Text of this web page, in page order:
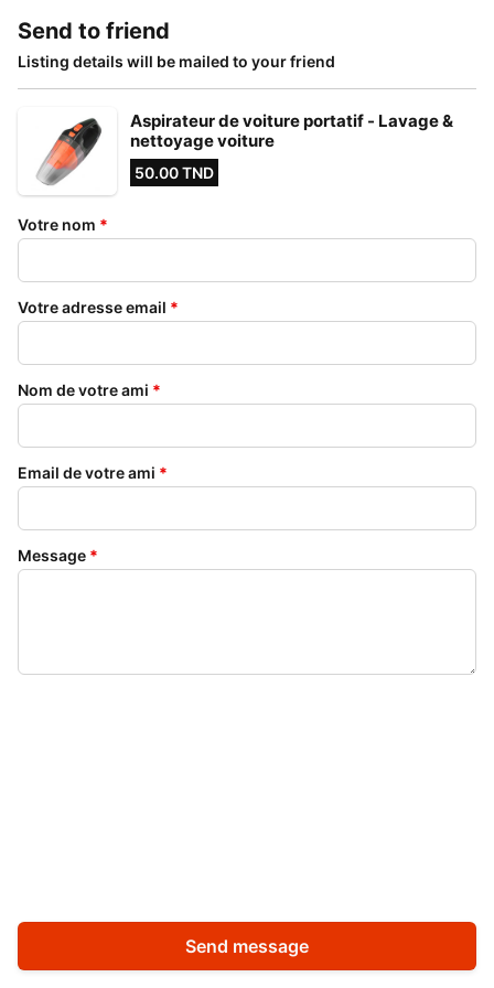
Send to friend
Listing details will be mailed to your friend
Aspirateur de voiture portatif - Lavage &
nettoyage voiture
50.00 TND
Votre nom *
Votre adresse email *
Nom de votre ami *
Email de votre ami *
Message *
Send message